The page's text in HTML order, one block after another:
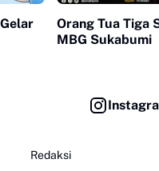
Orang Tua Tiga
MBG Sukabumi
Redaksi